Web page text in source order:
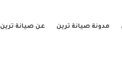
مدونة صيانة ترين عن صيانة ترين